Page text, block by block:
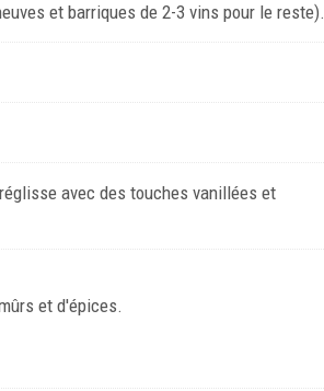
et barriques de 2-3 vins pour le reste).
avec des touches vanillées et
et d'épices.